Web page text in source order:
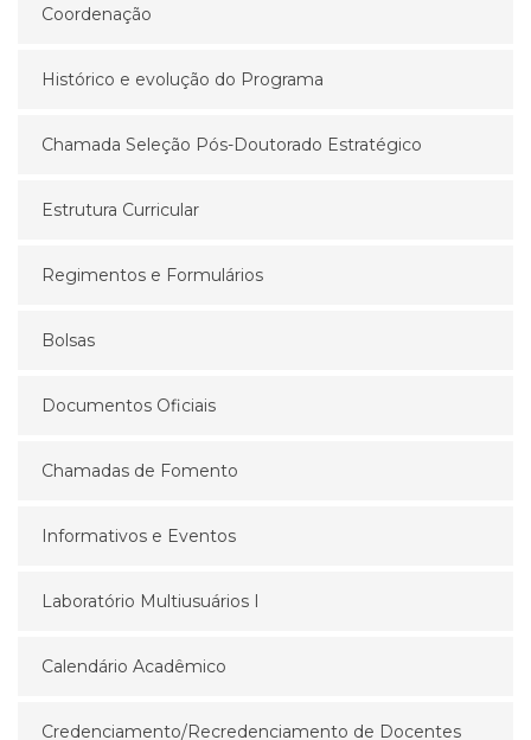
Coordenação
Histórico e evolução do Programa
Chamada Seleção Pós-Doutorado Estratégico
Estrutura Curricular
Regimentos e Formulários
Bolsas
Documentos Oficiais
Chamadas de Fomento
Informativos e Eventos
Laboratório Multiusuários I
Calendário Acadêmico
Credenciamento/Recredenciamento de Docentes